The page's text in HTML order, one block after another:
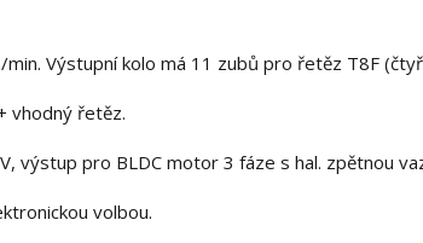
Výstupní kolo má 11 zubů pro řetěz T8F
vhodný řetěz.
výstup pro BLDC motor 3 fáze s hal. zpětnou
volbou.